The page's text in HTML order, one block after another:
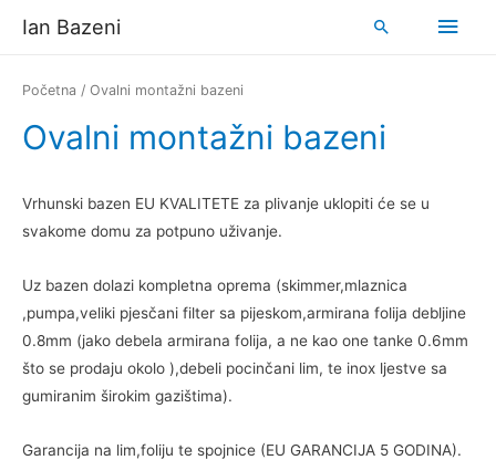
Ian Bazeni
Početna / Ovalni montažni bazeni
Ovalni montažni bazeni
Vrhunski bazen EU KVALITETE za plivanje uklopiti će se u
svakome domu za potpuno uživanje.
Uz bazen dolazi kompletna oprema (skimmer,mlaznica
,pumpa,veliki pjesčani filter sa pijeskom,armirana folija debljine
0.8mm (jako debela armirana folija, a ne kao one tanke 0.6mm
što se prodaju okolo ),debeli pocinčani lim, te inox ljestve sa
gumiranim širokim gazištima).
Garancija na lim,foliju te spojnice (EU GARANCIJA 5 GODINA).